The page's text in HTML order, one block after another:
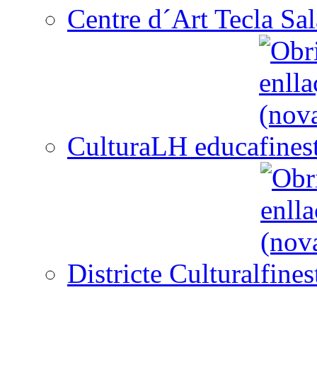
Centre d´Art Tecla
CulturaLH educa
Districte Cultural